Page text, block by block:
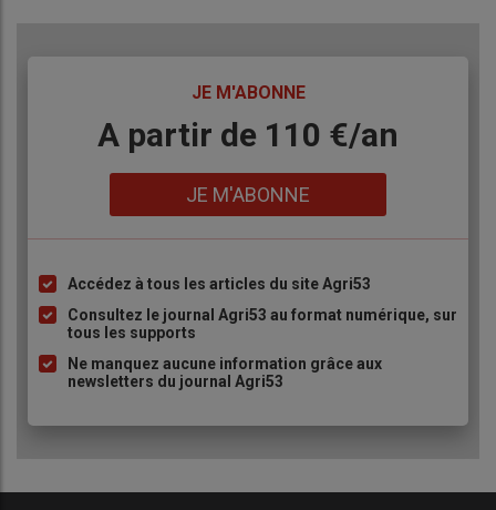
JE M'ABONNE
BodyA partir de 110 €/an
JE M'ABONNE
Liste
à
puce
Accédez à tous les articles du site Agri53
Consultez le journal Agri53 au format numérique, sur
tous les supports
Ne manquez aucune information grâce aux
newsletters du journal Agri53